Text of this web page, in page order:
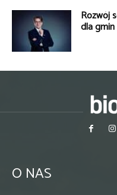
Rozwój
dla gmin
O NAS